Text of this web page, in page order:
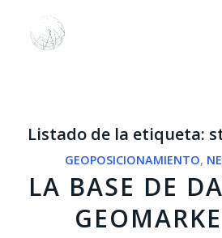
Listado de la etiqueta:
GEOPOSICIONAMIENTO,
LA BASE DE